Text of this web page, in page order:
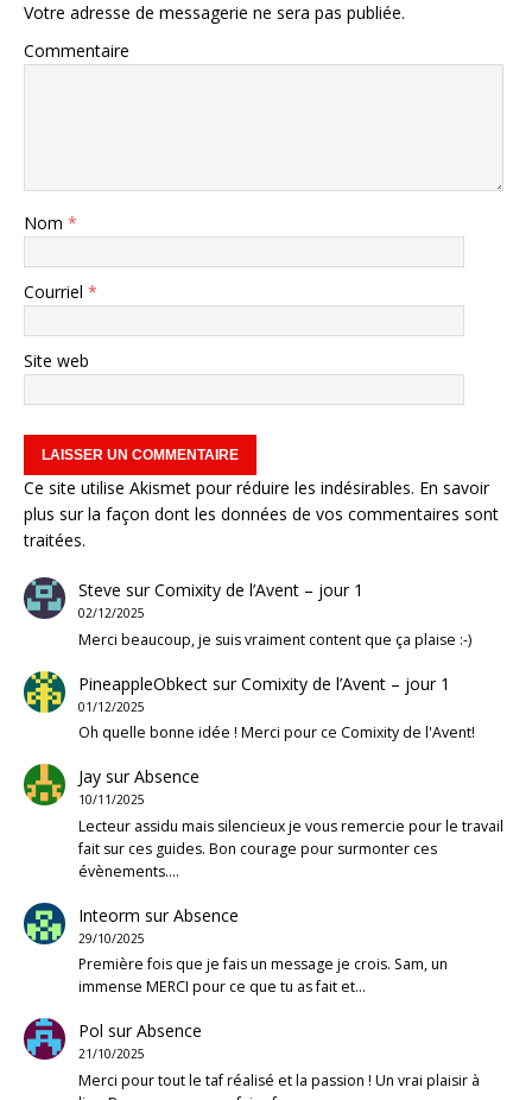
Votre adresse de messagerie ne sera pas publiée.
Commentaire
Nom *
Courriel *
Site web
Ce site utilise Akismet pour réduire les indésirables. En savoir
plus sur la façon dont les données de vos commentaires sont
traitées.
Steve surComixity de l’Avent – jour 1
02/12/2025
Merci beaucoup, je suis vraiment content que ça plaise :-)
PineappleObkectsurComixity de l’Avent – jour 1
01/12/2025
Oh quelle bonne idée ! Merci pour ce Comixity de l'Avent!
JaysurAbsence
10/11/2025
Lecteur assidu mais silencieux je vous remercie pour le travail
fait sur ces guides. Bon courage pour surmonter ces
évènements.…
Inteorm surAbsence
29/10/2025
Première fois que je fais un message je crois. Sam, un
immense MERCI pour ce que tu as fait et…
Pol surAbsence
21/10/2025
Merci pour tout le taf réalisé et la passion ! Un vrai plaisir à